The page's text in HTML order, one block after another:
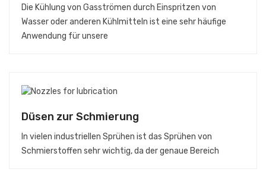
Die Kühlung von Gasströmen durch Einspritzen von
Wasser oder anderen Kühlmitteln ist eine sehr häufige
Anwendung für unsere
Düsen zur Schmierung
In vielen industriellen Sprühen ist das Sprühen von
Schmierstoffen sehr wichtig, da der genaue Bereich